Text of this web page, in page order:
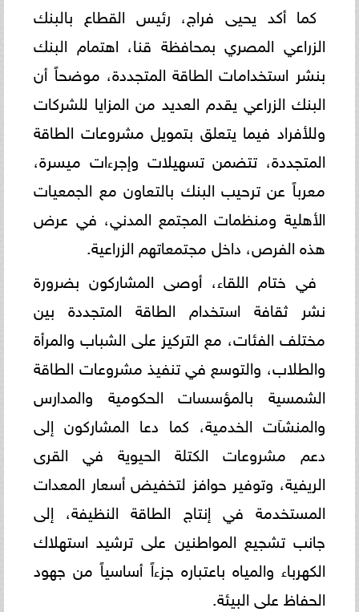
كما أكد يحيى فراج، رئيس القطاع بالبنك
الزراعي المصري بمحافظة قنا، اهتمام البنك
بنشر استخدامات الطاقة المتجددة، موضحاً أن
البنك الزراعي يقدم العديد من المزايا للشركات
وللأفراد فيما يتعلق بتمويل مشروعات الطاقة
المتجددة، تتضمن تسهيلات وإجرءات ميسرة،
معرباً عن ترحيب البنك بالتعاون مع الجمعيات
الأهلية ومنظمات المجتمع المدني، في عرض
هذه الفرص، داخل مجتمعاتهم الزراعية.
في ختام اللقاء، أوصى المشاركون بضرورة
نشر ثقافة استخدام الطاقة المتجددة بين
مختلف الفئات، مع التركيز على الشباب والمرأة
والطلاب، والتوسع في تنفيذ مشروعات الطاقة
الشمسية بالمؤسسات الحكومية والمدارس
والمنشآت الخدمية، كما دعا المشاركون إلى
دعم مشروعات الكتلة الحيوية في القرى
الريفية، وتوفير حوافز لتخفيض أسعار المعدات
المستخدمة في إنتاج الطاقة النظيفة، إلى
جانب تشجيع المواطنين على ترشيد استهلاك
الكهرباء والمياه باعتباره جزءاً أساسياً من جهود
الحفاظ على البيئة.